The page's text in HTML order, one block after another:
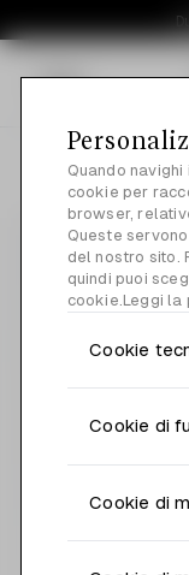
Quando
cookie per
browser,
Queste
del nostro sito.
quindi puoi
cookie. Leggi la
Cookie
Cookie di
Cookie di
Menu